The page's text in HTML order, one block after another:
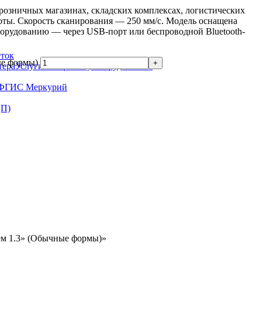
Услуги по прочему оборудованию
Меркурий
магазинах, складских комплексах, логистических
Скорость сканирования — 250 мм/с. Модель оснащена
— через USB-порт или беспроводной Bluetooth-
формы)
1.3» (Обычные формы)»